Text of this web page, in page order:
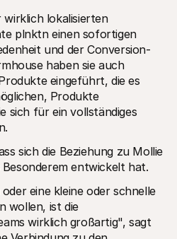
lokalisierten
plnktn einen sofortigen
und der Conversion-
haben sie auch
eingeführt, die es
Produkte
sich für ein vollständiges
sich die Beziehung zu Mollie
entwickelt hat.
eine kleine oder schnelle
wollen, ist die
wirklich großartig", sagt